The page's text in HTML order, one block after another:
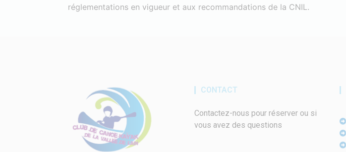
réglementations en vigueur et aux recommandations de la CNIL.
CONTACT
Contactez-nous pour réserver ou si
vous avez des questions